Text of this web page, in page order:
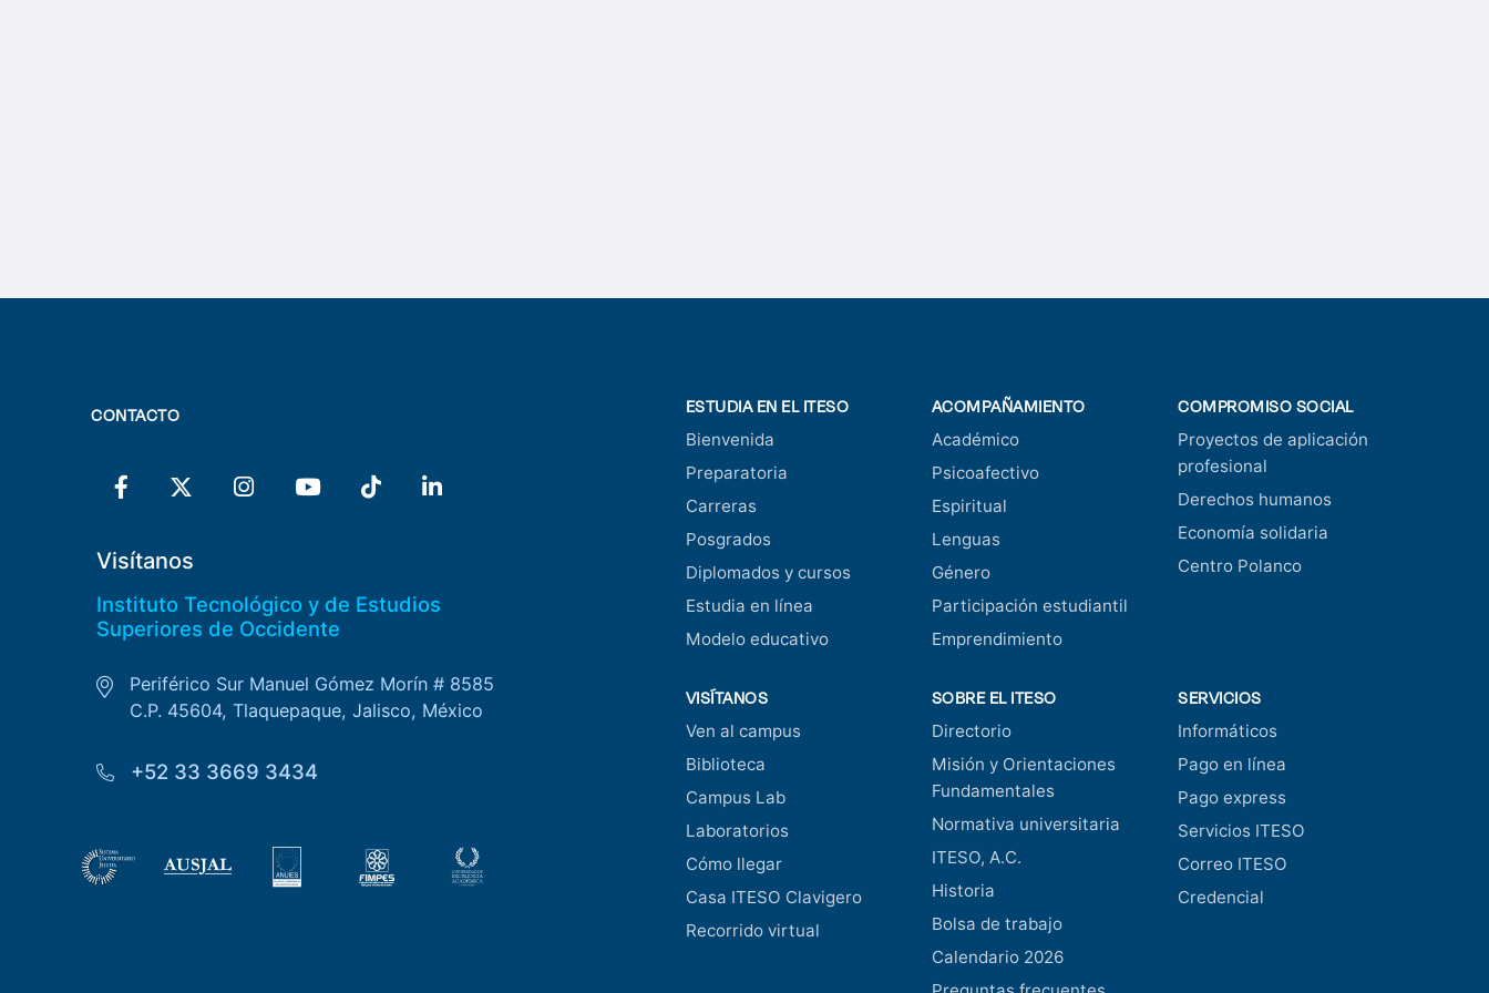
CONTACTO
Visítanos
Instituto Tecnológico y de Estudios
Superiores de Occidente
Periférico Sur Manuel Gómez Morín # 8585
C.P. 45604, Tlaquepaque, Jalisco, México
+52 33 3669 3434
ESTUDIA EN EL ITESO
Bienvenida
Preparatoria
Carreras
Posgrados
Diplomados y cursos
Estudia en línea
Modelo educativo
ACOMPAÑAMIENTO
Académico
Psicoafectivo
Espiritual
Lenguas
Género
Participación estudiantil
Emprendimiento
COMPROMISO SOCIAL
Proyectos de aplicación
profesional
Derechos humanos
Economía solidaria
Centro Polanco
VISÍTANOS
Ven al campus
Biblioteca
Campus Lab
Laboratorios
Cómo llegar
Casa ITESO Clavigero
Recorrido virtual
SOBRE EL ITESO
Directorio
Misión y Orientaciones
Fundamentales
Normativa universitaria
ITESO, A.C.
Historia
Bolsa de trabajo
Calendario 2026
SERVICIOS
Informáticos
Pago en línea
Pago express
Servicios ITESO
Correo ITESO
Credencial